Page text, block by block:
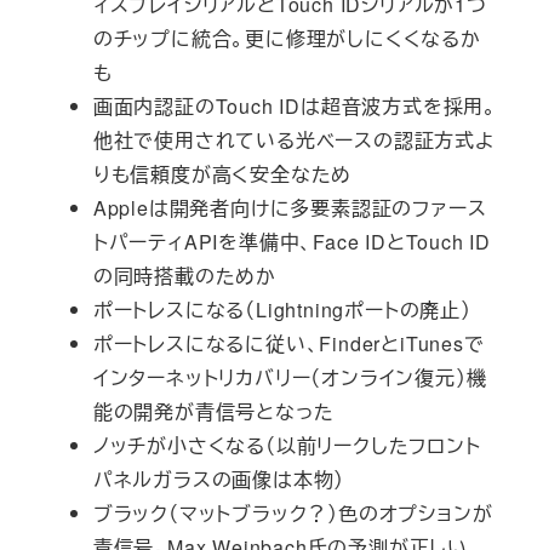
のチップに統合。更に修理がしにくくなるか
も
画面内認証のTouch IDは超音波方式を採用。
他社で使用されている光ベースの認証方式よ
りも信頼度が高く安全なため
Appleは開発者向けに多要素認証のファース
トパーティAPIを準備中、Face IDとTouch ID
の同時搭載のためか
ポートレスになる（Lightningポートの廃止）
ポートレスになるに従い、FinderとiTunesで
インターネットリカバリー（オンライン復元）機
能の開発が青信号となった
ノッチが小さくなる（以前リークしたフロント
パネルガラスの画像は本物）
ブラック（マットブラック？）色のオプションが